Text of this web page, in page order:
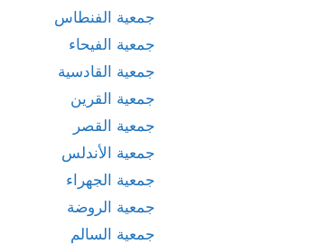
جمعية الفنطاس
جمعية الفيحاء
جمعية القادسية
جمعية القرين
جمعية القصر
جمعية الأندلس
جمعية الجهراء
جمعية الروضة
جمعية السالم